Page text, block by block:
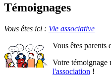
Témoignages
Vous êtes ici : Vie associative
Vous êtes parents
Votre témoignage
l'association !